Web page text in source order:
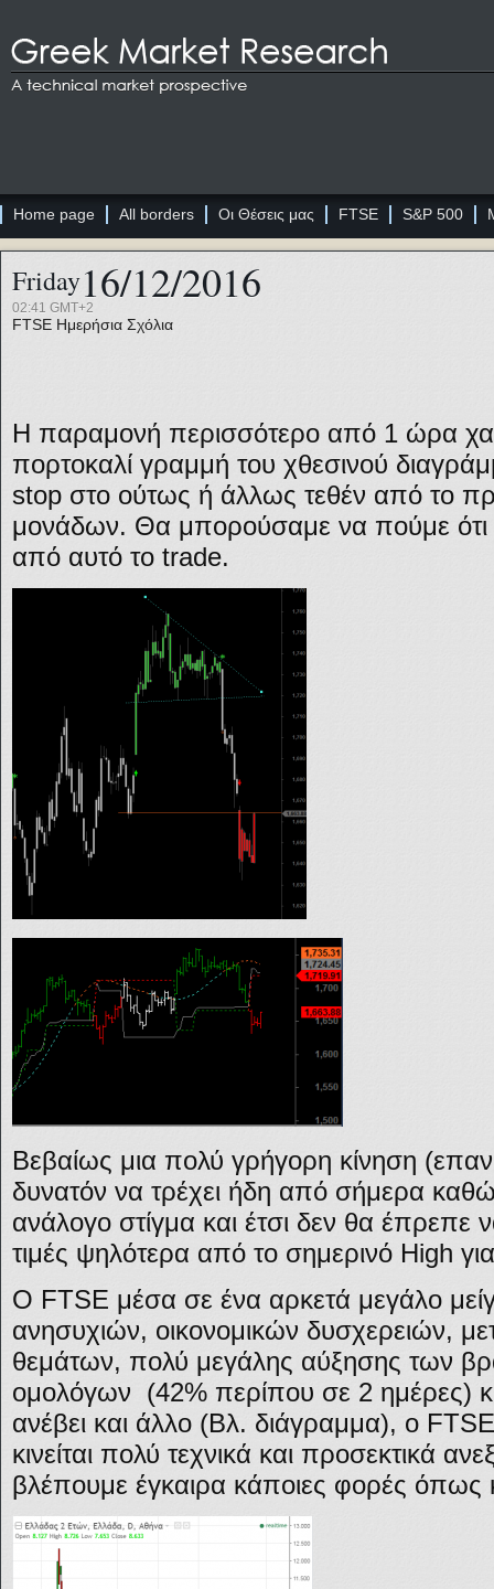
Home page All borders Οι Θέσεις μας FTSE S&P 500
Friday16/12/2016
02:41 GMT+2
FTSE Ημερήσια Σχόλια
Η παραμονή περισσότερο από 1 ώρα
πορτοκαλί γραμμή του χθεσινού
stop στο ούτως ή άλλως τεθέν από το
μονάδων. Θα μπορούσαμε να πούμε ότι
από αυτό το trade.
Βεβαίως μια πολύ γρήγορη κίνηση
δυνατόν να τρέχει ήδη από σήμερα
ανάλογο στίγμα και έτσι δεν θα έπρεπε
τιμές ψηλότερα από το σημερινό High
Ο FTSE μέσα σε ένα αρκετά μεγάλο
ανησυχιών, οικονομικών δυσχερειών,
θεμάτων, πολύ μεγάλης αύξησης των
ομολόγων (42% περίπου σε 2 ημέρες)
ανέβει και άλλο (Βλ. διάγραμμα), ο
κινείται πολύ τεχνικά και προσεκτικά
βλέπουμε έγκαιρα κάποιες φορές όπως